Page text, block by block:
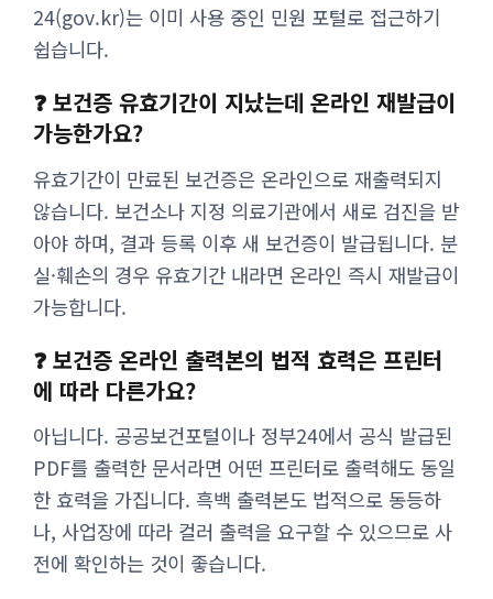
24(gov.kr)는 이미 사용 중인 민원 포털로 접근하기
쉽습니다.
❓ 보건증 유효기간이 지났는데 온라인 재발급이
가능한가요?
유효기간이 만료된 보건증은 온라인으로 재출력되지
않습니다. 보건소나 지정 의료기관에서 새로 검진을 받
아야 하며, 결과 등록 이후 새 보건증이 발급됩니다. 분
실·훼손의 경우 유효기간 내라면 온라인 즉시 재발급이
가능합니다.
❓ 보건증 온라인 출력본의 법적 효력은 프린터
에 따라 다른가요?
아닙니다. 공공보건포털이나 정부24에서 공식 발급된
PDF를 출력한 문서라면 어떤 프린터로 출력해도 동일
한 효력을 가집니다. 흑백 출력본도 법적으로 동등하
나, 사업장에 따라 컬러 출력을 요구할 수 있으므로 사
전에 확인하는 것이 좋습니다.